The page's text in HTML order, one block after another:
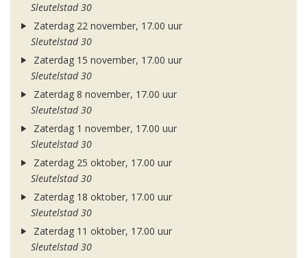
Sleutelstad 30
Zaterdag 22 november, 17.00 uur
Sleutelstad 30
Zaterdag 15 november, 17.00 uur
Sleutelstad 30
Zaterdag 8 november, 17.00 uur
Sleutelstad 30
Zaterdag 1 november, 17.00 uur
Sleutelstad 30
Zaterdag 25 oktober, 17.00 uur
Sleutelstad 30
Zaterdag 18 oktober, 17.00 uur
Sleutelstad 30
Zaterdag 11 oktober, 17.00 uur
Sleutelstad 30